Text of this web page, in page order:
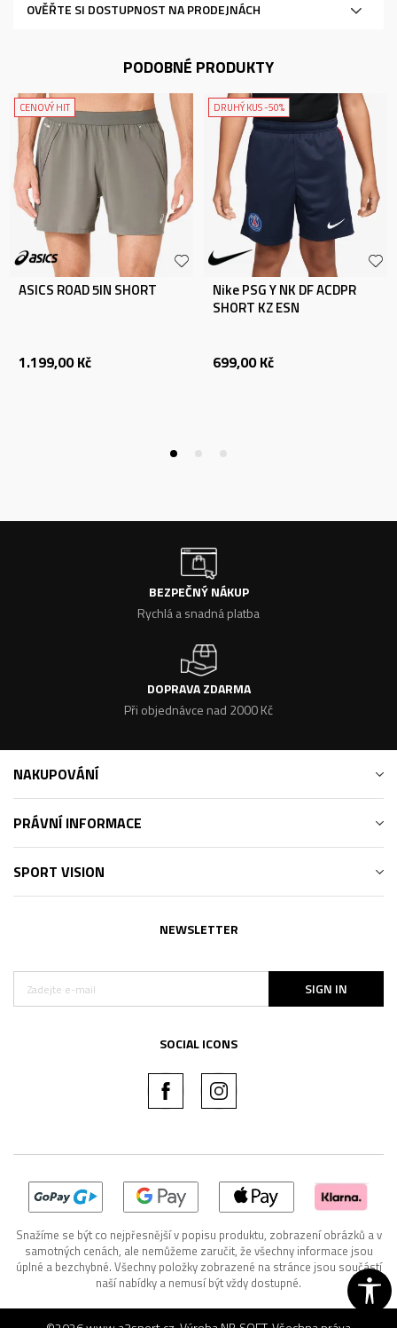
OVĚŘTE SI DOSTUPNOST NA PRODEJNÁCH
PODOBNÉ PRODUKTY
CENOVÝ HIT
ASICS ROAD 5IN SHORT
1.199,00 Kč
DRUHÝ KUS -50%
Nike PSG Y NK DF ACDPR
SHORT KZ ESN
699,00 Kč
BEZPEČNÝ NÁKUP
Rychlá a snadná platba
DOPRAVA ZDARMA
Při objednávce nad 2000 Kč
NAKUPOVÁNÍ
PRÁVNÍ INFORMACE
SPORT VISION
NEWSLETTER
SIGN IN
SOCIAL ICONS
Snažíme se být co nejpřesnější v popisu produktu, zobrazení obrázků a v
samotných cenách, ale nemůžeme zaručit, že všechny informace jsou
úplné a bezchybné. Všechny položky zobrazené na stránce jsou součástí
naší nabídky a nemusí být vždy dostupné.